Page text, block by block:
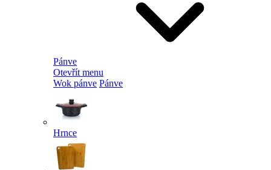
Pánve
Otevřít menu
Wok pánve Pánve
Hrnce